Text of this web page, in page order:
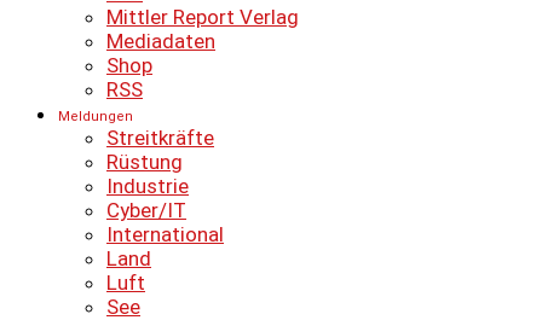
Mittler Report Verlag
Mediadaten
Shop
RSS
Meldungen
Streitkräfte
Rüstung
Industrie
Cyber/IT
International
Land
Luft
See